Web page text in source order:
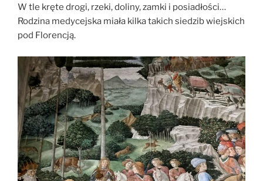
W tle kręte drogi, rzeki, doliny, zamki i posiadłości…
Rodzina medycejska miała kilka takich siedzib wiejskich
pod Florencją.